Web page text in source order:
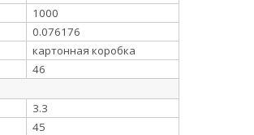
1000
0.076176
картонная коробка
46
3.3
45